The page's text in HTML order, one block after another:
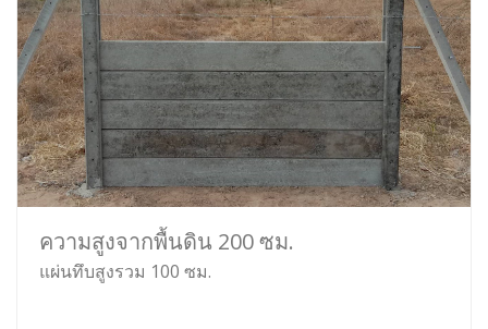
ความสูงจากพื้นดิน 200 ซม.
แผ่นทึบสูงรวม 100 ซม.